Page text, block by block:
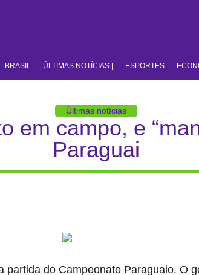
BRASIL ÚLTIMAS NOTÍCIAS | ESPORTES
Últimas notícias
em campo, e
Paraguai
do Campeonato Paraguaio. O